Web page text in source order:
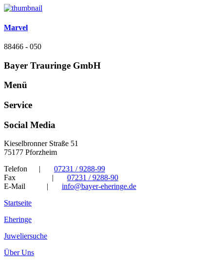
Marvel
88466 - 050
Bayer Trauringe GmbH
Menü
Service
Social Media
Kieselbronner Straße 51
75177 Pforzheim
Telefon
07231 / 9288-99
Fax
07231 / 9288-90
E-Mail
info@bayer-eheringe.de
Startseite
Eheringe
Juweliersuche
Über Uns